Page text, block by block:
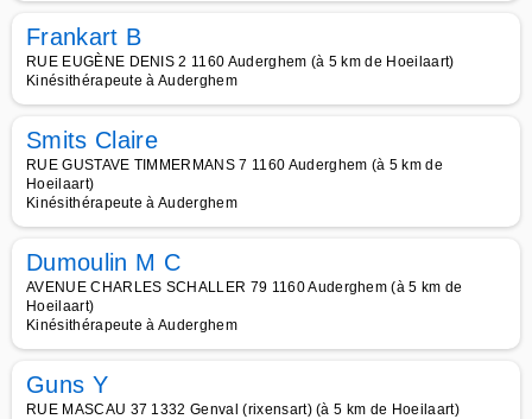
Frankart B
RUE EUGÈNE DENIS 2 1160 Auderghem (à 5 km de Hoeilaart)
Kinésithérapeute à Auderghem
Smits Claire
RUE GUSTAVE TIMMERMANS 7 1160 Auderghem (à 5 km de
Hoeilaart)
Kinésithérapeute à Auderghem
Dumoulin M C
AVENUE CHARLES SCHALLER 79 1160 Auderghem (à 5 km de
Hoeilaart)
Kinésithérapeute à Auderghem
Guns Y
RUE MASCAU 37 1332 Genval (rixensart) (à 5 km de Hoeilaart)